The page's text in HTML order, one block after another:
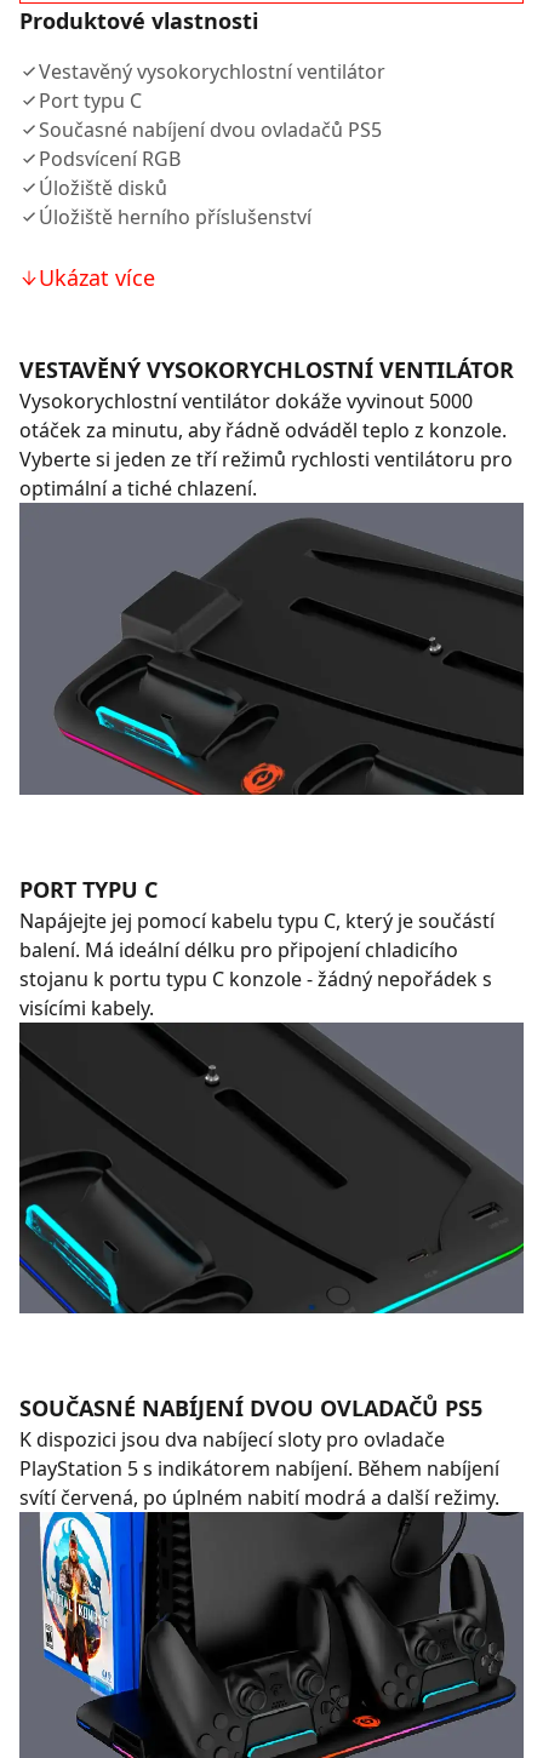
Produktové vlastnosti
Vestavěný vysokorychlostní ventilátor
Port typu C
Současné nabíjení dvou ovladačů PS5
Podsvícení RGB
Úložiště disků
Úložiště herního příslušenství
Ukázat více
VESTAVĚNÝ VYSOKORYCHLOSTNÍ VENTILÁTOR
Vysokorychlostní ventilátor dokáže vyvinout 5000
otáček za minutu, aby řádně odváděl teplo z konzole.
Vyberte si jeden ze tří režimů rychlosti ventilátoru pro
optimální a tiché chlazení.
PORT TYPU C
Napájejte jej pomocí kabelu typu C, který je součástí
balení. Má ideální délku pro připojení chladicího
stojanu k portu typu C konzole - žádný nepořádek s
visícími kabely.
SOUČASNÉ NABÍJENÍ DVOU OVLADAČŮ PS5
K dispozici jsou dva nabíjecí sloty pro ovladače
PlayStation 5 s indikátorem nabíjení. Během nabíjení
svítí červená, po úplném nabití modrá a další režimy.